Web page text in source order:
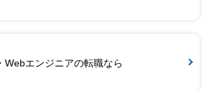
Webエンジニアの転職なら